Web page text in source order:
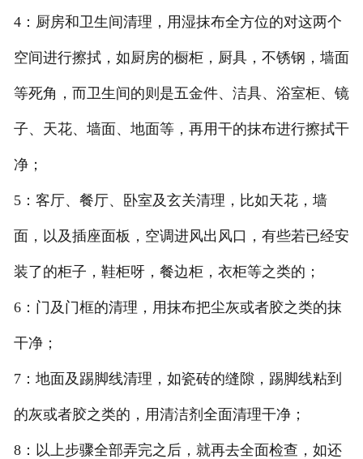
4：厨房和卫生间清理，用湿抹布全方位的对这两个
空间进行擦拭，如厨房的橱柜，厨具，不锈钢，墙面
等死角，而卫生间的则是五金件、洁具、浴室柜、镜
子、天花、墙面、地面等，再用干的抹布进行擦拭干
净；
5：客厅、餐厅、卧室及玄关清理，比如天花，墙
面，以及插座面板，空调进风出风口，有些若已经安
装了的柜子，鞋柜呀，餐边柜，衣柜等之类的；
6：门及门框的清理，用抹布把尘灰或者胶之类的抹
干净；
7：地面及踢脚线清理，如瓷砖的缝隙，踢脚线粘到
的灰或者胶之类的，用清洁剂全面清理干净；
8：以上步骤全部弄完之后，就再去全面检查，如还